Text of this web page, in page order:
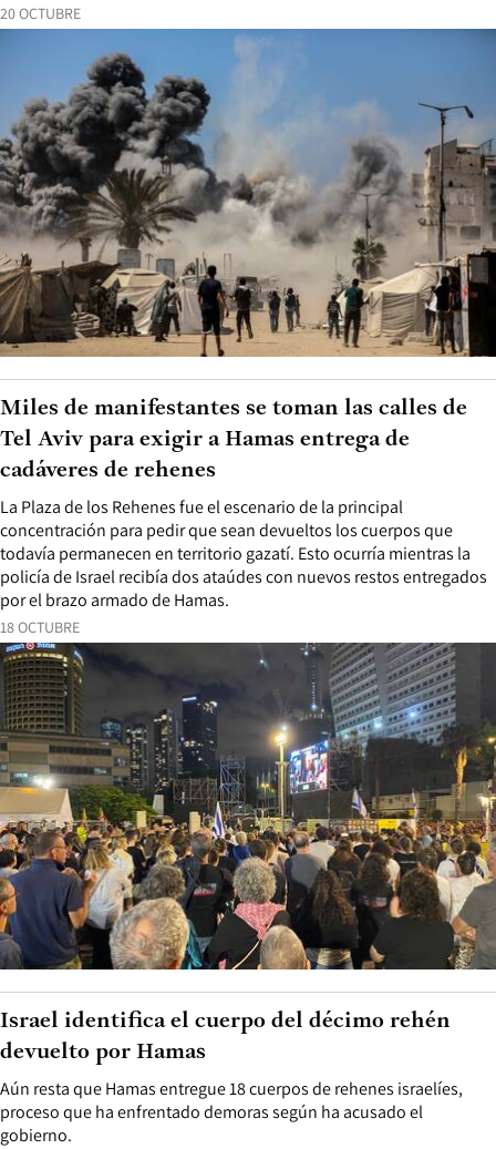
20 OCTUBRE
18 OCTUBRE
La Plaza de los Rehenes fue el escenario de la principal
concentración para pedir que sean devueltos los cuerpos que
todavía permanecen en territorio gazatí. Esto ocurría mientras la
policía de Israel recibía dos ataúdes con nuevos restos entregados
por el brazo armado de Hamas.
Miles de manifestantes se toman las calles de
Tel Aviv para exigir a Hamas entrega de
cadáveres de rehenes
Aún resta que Hamas entregue 18 cuerpos de rehenes israelíes,
proceso que ha enfrentado demoras según ha acusado el
gobierno.
Israel identifica el cuerpo del décimo rehén
devuelto por Hamas